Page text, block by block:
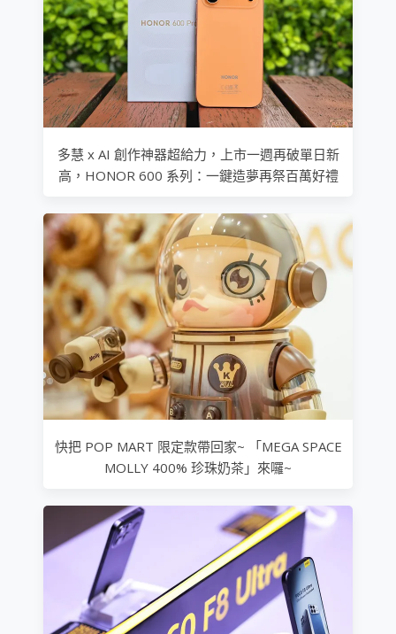
多慧 x AI 創作神器超給力，上市一週再破單日新
高，HONOR 600 系列：一鍵造夢再祭百萬好禮
快把 POP MART 限定款帶回家~ 「MEGA SPACE
MOLLY 400% 珍珠奶茶」來囉~